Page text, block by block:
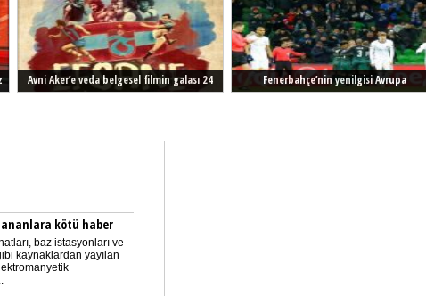
Avni Aker’e veda belgesel filmin galası 24
Fenerbahçe’nin yenilgisi Avrupa
kötü haber
baz istasyonları ve
kaynaklardan yayılan